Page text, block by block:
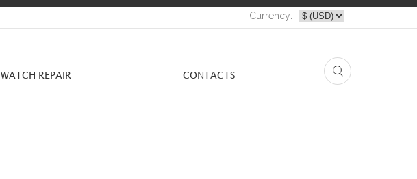
Currency:
WATCH REPAIR СONTACTS